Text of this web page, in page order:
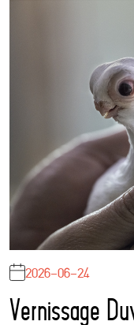
2026-06-24
Vernissage